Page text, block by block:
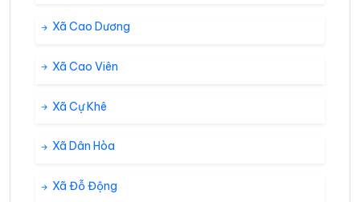
Xã Cao Dương
Xã Cao Viên
Xã Cự Khê
Xã Dân Hòa
Xã Đỗ Động